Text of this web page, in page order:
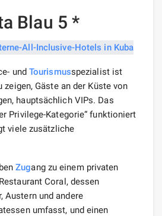
Blau 5 *
und Tourismusspezialist ist
zeigen, Gäste an der Küste von
hauptsächlich VIPs. Das
Privilege-Kategorie“ funktioniert
viele zusätzliche
Zugang zu einem privaten
Coral, dessen
Austern und andere
umfasst, und einen